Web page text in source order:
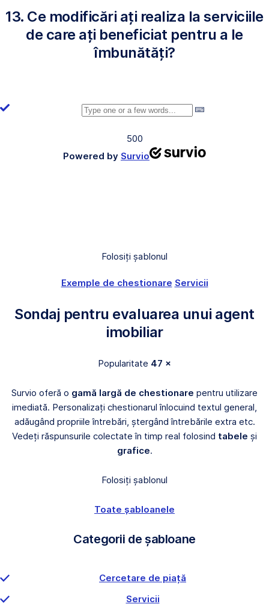
13. Ce modificări ați realiza la serviciile
de care ați beneficiat pentru a le
îmbunătăți?
500
Powered by Survio
Folosiți șablonul
Exemple de chestionare Servicii
Sondaj pentru evaluarea unui agent
imobiliar
Popularitate 47 ×
Survio oferă o gamă largă de chestionare pentru utilizare
imediată. Personalizați chestionarul înlocuind textul general,
adăugând propriile întrebări, ștergând întrebările extra etc.
Vedeți răspunsurile colectate în timp real folosind tabele și
grafice.
Folosiți șablonul
Toate șabloanele
Categorii de șabloane
Cercetare de piață
Servicii